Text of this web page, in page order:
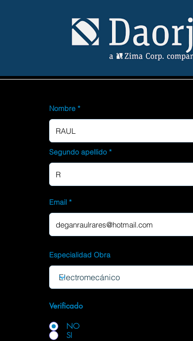
Nombre
Segundo apellido
Email
Especialidad Obra
Verificado
NO
SI